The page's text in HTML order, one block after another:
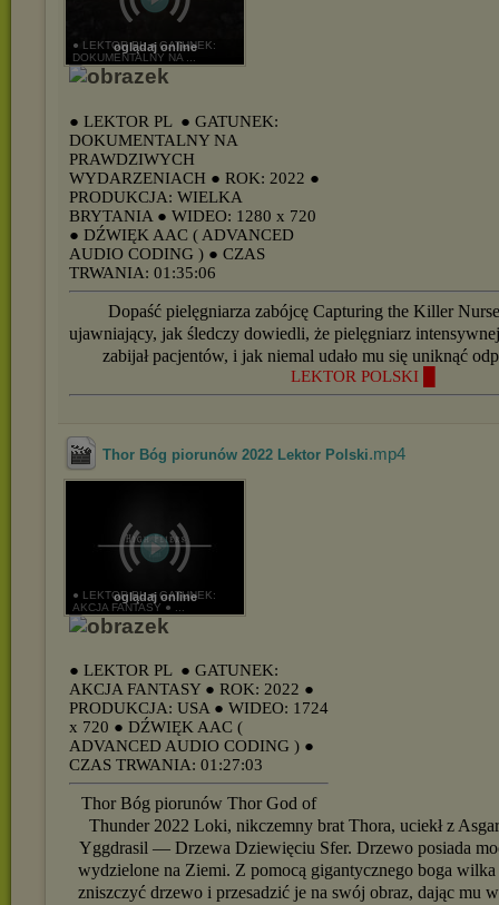
oglądaj online
● LEKTOR PL ● GATUNEK:
DOKUMENTALNY NA ...
● LEKTOR PL ● GATUNEK:
DOKUMENTALNY NA
PRAWDZIWYCH
WYDARZENIACH ● ROK: 2022 ●
PRODUKCJA: WIELKA
BRYTANIA ● WIDEO: 1280 x 720
● DŹWIĘK AAC ( ADVANCED
AUDIO CODING ) ● CZAS
TRWANIA: 01:35:06
Dopaść pielęgniarza zabójcę Capturing the Killer
ujawniający, jak śledczy dowiedli, że pielęgniarz
zabijał pacjentów, i jak niemal udało mu się uniknąć
LEKTOR POLSKI █
Thor Bóg piorunów 2022 Lektor Polski.mp4
oglądaj online
● LEKTOR PL ● GATUNEK:
AKCJA FANTASY ● ...
● LEKTOR PL ● GATUNEK:
AKCJA FANTASY ● ROK: 2022 ●
PRODUKCJA: USA ● WIDEO: 1724
x 720 ● DŹWIĘK AAC (
ADVANCED AUDIO CODING ) ●
CZAS TRWANIA: 01:27:03
Thor Bóg piorunów Thor God of
Thunder 2022 Loki, nikczemny brat Thora, uciekł z
Yggdrasil — Drzewa Dziewięciu Sfer. Drzewo posiada
wydzielone na Ziemi. Z pomocą gigantycznego boga
zniszczyć drzewo i przesadzić je na swój obraz, dając mu